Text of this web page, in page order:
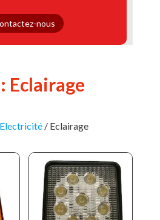
nous
Eclairage
Electricité/ Eclairage